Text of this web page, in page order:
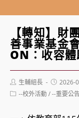
【轉知】財
善事業基金
ON：收容
Post
author:
生輔組長
Post
published:
2026-
Post--校外活動/--重要公